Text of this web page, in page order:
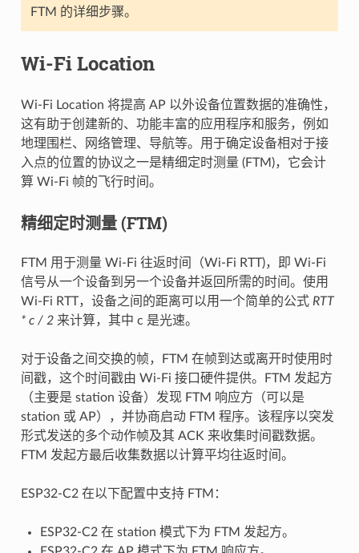
FTM 的详细步骤。
Wi-Fi Location
Wi-Fi Location 将提高 AP 以外设备位置数据的准确性，
这有助于创建新的、功能丰富的应用程序和服务，例如
地理围栏、网络管理、导航等。用于确定设备相对于接
入点的位置的协议之一是精细定时测量 (FTM)，它会计
算 Wi-Fi 帧的飞行时间。
精细定时测量 (FTM)
FTM 用于测量 Wi-Fi 往返时间（Wi-Fi RTT)，即 Wi-Fi
信号从一个设备到另一个设备并返回所需的时间。使用
Wi-Fi RTT，设备之间的距离可以用一个简单的公式 RTT
* c / 2来计算，其中 c 是光速。
对于设备之间交换的帧，FTM 在帧到达或离开时使用时
间戳，这个时间戳由 Wi-Fi 接口硬件提供。FTM 发起方
（主要是 station 设备）发现 FTM 响应方（可以是
station 或 AP），并协商启动 FTM 程序。该程序以突发
形式发送的多个动作帧及其 ACK 来收集时间戳数据。
FTM 发起方最后收集数据以计算平均往返时间。
ESP32-C2 在以下配置中支持 FTM：
ESP32-C2 在 station 模式下为 FTM 发起方。